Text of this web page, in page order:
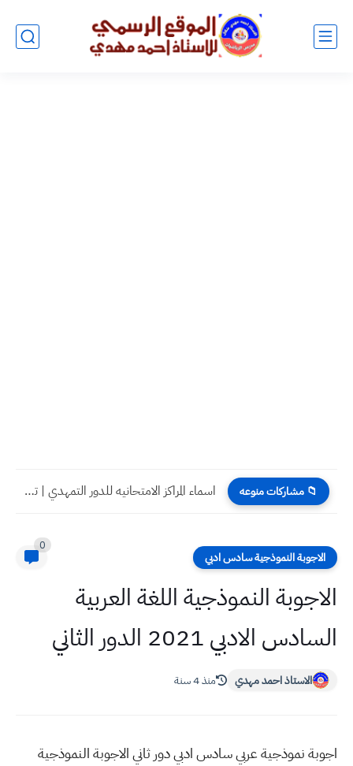
📁 مشاركات منوعه اسماء المراكز الامتحانيه للدور التمهدي | تربية صلاح الدين 2023...
الاجوبة النموذجية سادس ادبي
0
الاجوبة النموذجية اللغة العربية
السادس الادبي 2021 الدور الثاني
الاستاذ احمد مهدي منذ 4 سنة
اجوبة نموذجية عربي سادس ادبي دور ثاني الاجوبة النموذجية